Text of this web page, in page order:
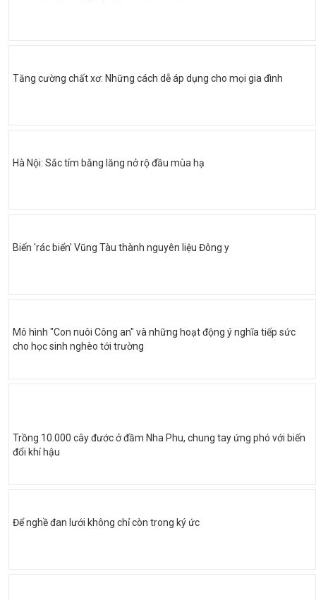
Tăng cường chất xơ: Những cách dễ áp dụng cho mọi gia đình
Hà Nội: Sắc tím bằng lăng nở rộ đầu mùa hạ
Biến 'rác biển' Vũng Tàu thành nguyên liệu Đông y
Mô hình "Con nuôi Công an" và những hoạt động ý nghĩa tiếp sức
cho học sinh nghèo tới trường
Trồng 10.000 cây đước ở đầm Nha Phu, chung tay ứng phó với biến
đổi khí hậu
Để nghề đan lưới không chỉ còn trong ký ức